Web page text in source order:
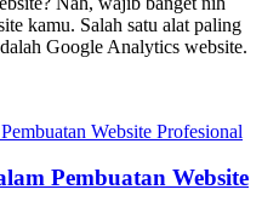
kamu. Salah satu alat paling
Google Analytics website.
Pembuatan Website